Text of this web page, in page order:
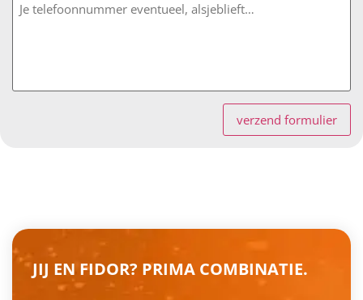
verzend formulier
JIJ EN FIDOR? PRIMA COMBINATIE.